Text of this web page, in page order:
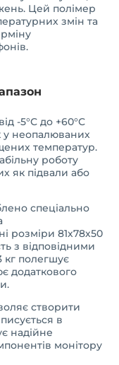
Цей полімер
змін та
-5°С до +60°С
у неопалюваних
температур.
роботу
як підвали або
спеціально
розміри 81х78х50
з відповідними
кг полегшує
додаткового
створити
в
надійне
монітору